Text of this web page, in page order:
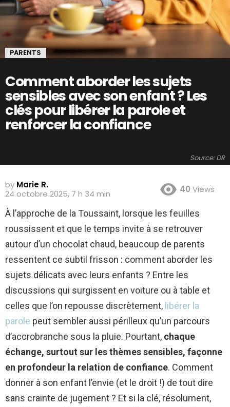
PARENTS
Comment aborder les sujets
sensibles avec son enfant ? Les
clés pour libérer la parole et
renforcer la confiance
Source: DR
by Marie R.
24 octobre 2025, 7 h 34 min
40 Views
À l’approche de la Toussaint, lorsque les feuilles
roussissent et que le temps invite à se retrouver
autour d’un chocolat chaud, beaucoup de parents
ressentent ce subtil frisson : comment aborder les
sujets délicats avec leurs enfants ? Entre les
discussions qui surgissent en voiture ou à table et
celles que l’on repousse discrètement, libérer la
parole peut sembler aussi périlleux qu’un parcours
d’accrobranche sous la pluie. Pourtant, chaque
échange, surtout sur les thèmes sensibles, façonne
en profondeur la relation de confiance. Comment
donner à son enfant l’envie (et le droit !) de tout dire
sans crainte de jugement ? Et si la clé, résolument,